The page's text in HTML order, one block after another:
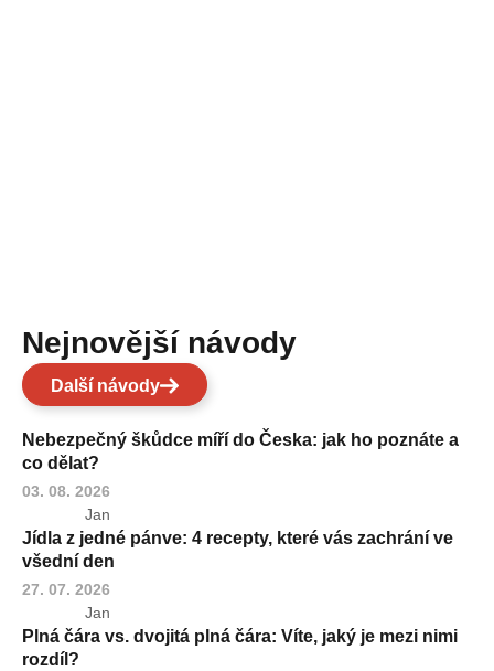
Nejnovější návody
Další návody
Nebezpečný škůdce míří do Česka: jak ho poznáte a
co dělat?
03. 08. 2026
Jan
Jídla z jedné pánve: 4 recepty, které vás zachrání ve
všední den
27. 07. 2026
Jan
Plná čára vs. dvojitá plná čára: Víte, jaký je mezi nimi
rozdíl?